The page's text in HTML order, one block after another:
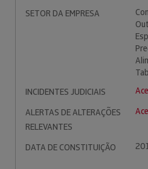
SETOR DA EMPRESA
INCIDENTES JUDICIAIS
ALERTAS DE ALTERAÇÕES
RELEVANTES
DATA DE CONSTITUIÇÃO